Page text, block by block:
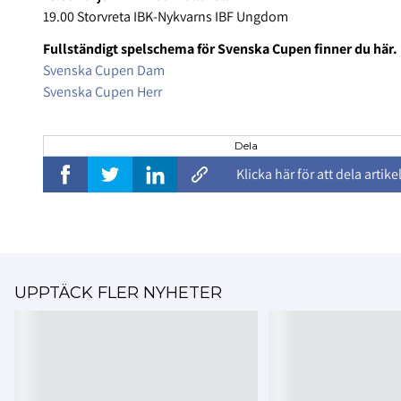
19.00 Storvreta IBK-Nykvarns IBF Ungdom
Fullständigt spelschema för Svenska Cupen finner du här.
Svenska Cupen Dam
Svenska Cupen Herr
Dela
Klicka här för att dela
UPPTÄCK FLER NYHETER